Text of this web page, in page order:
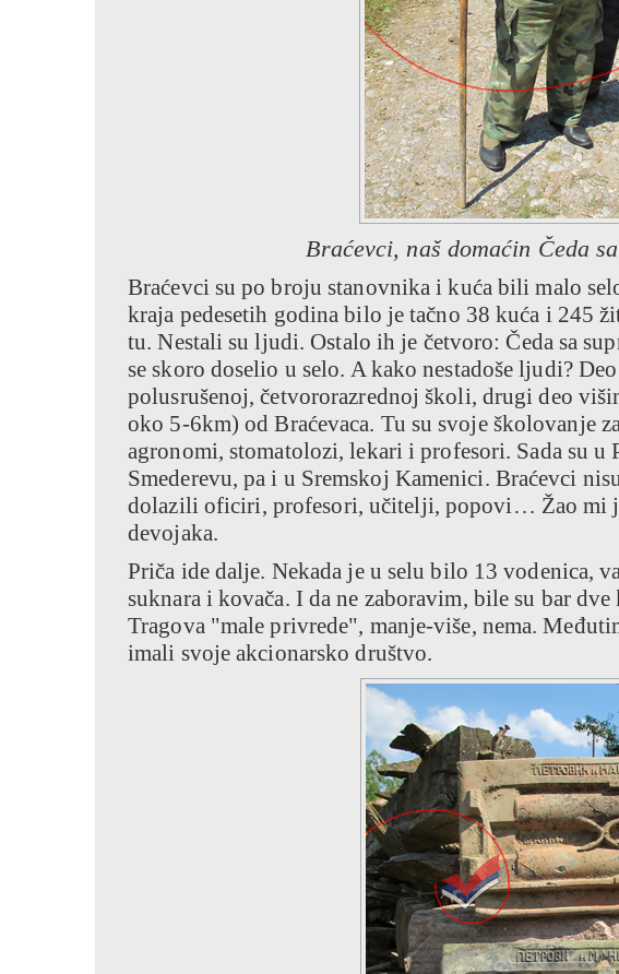
Braćevci, naš domaćin Čeda
Braćevci su po broju stanovnika i kuća bili malo
kraja pedesetih godina bilo je tačno 38 kuća i 245
tu. Nestali su ljudi. Ostalo ih je četvoro: Čeda sa
se skoro doselio u selo. A kako nestadoše ljudi?
polusrušenoj, četvororazrednoj školi, drugi deo
oko 5-6km) od Braćevaca. Tu su svoje školovanje
agronomi, stomatolozi, lekari i profesori. Sada su
Smederevu, pa i u Sremskoj Kamenici. Braćevci
dolazili oficiri, profesori, učitelji, popovi… Žao mi
devojaka.
Priča ide dalje. Nekada je u selu bilo 13 vodenica,
suknara i kovača. I da ne zaboravim, bile su bar
Tragova "male privrede", manje-više, nema.
imali svoje akcionarsko društvo.